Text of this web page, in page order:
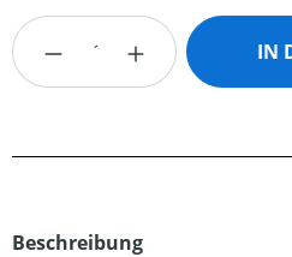
Produkt Anzahl: Gib
IN
Beschreibung